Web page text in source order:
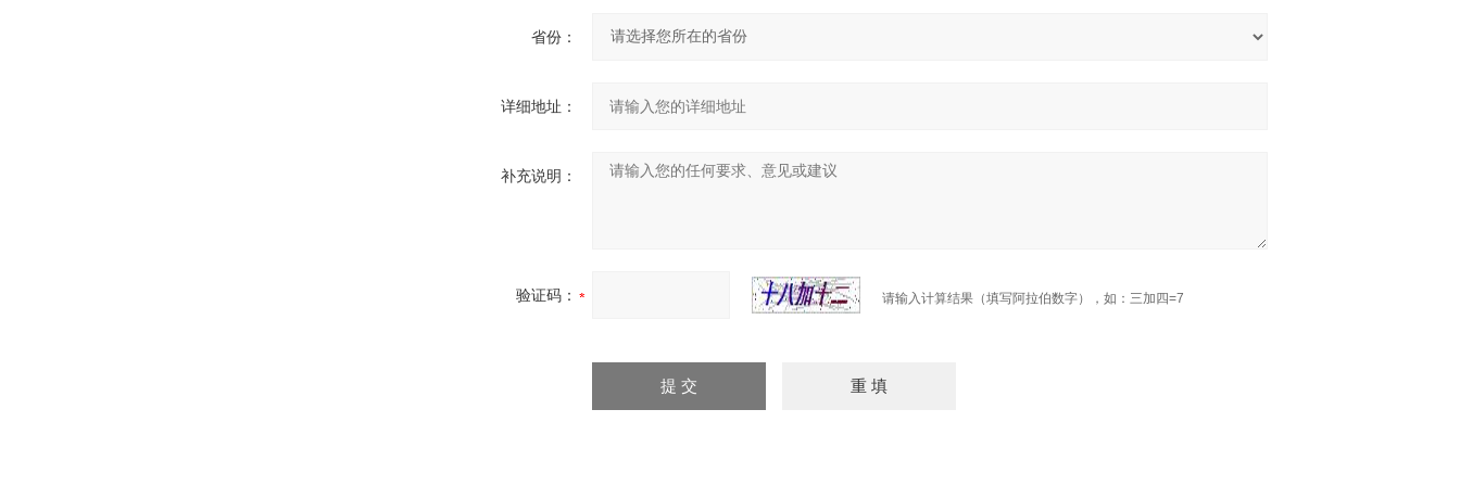
省份：
详细地址：
补充说明：
验证码： 请输入计算结果（填写阿拉伯数字），如：三加四=7